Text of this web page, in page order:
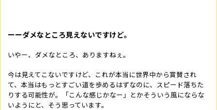
ーーダメなところ見えないですけど。
いやー、ダメなところ、ありますねぇ。
今は見えてこないですけど、これが本当に世界中から賞賛され
て、本当はもっとすごい道を歩めるはずなのに、スピード落ちた
りする可能性が。「こんな感じかなー」とかそういう風にならな
いようにと、そう思っています。